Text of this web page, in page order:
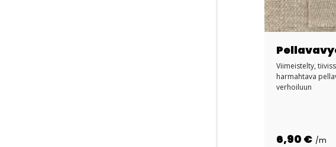
Viimeistelty,
harmahtava
verhoiluun
6,90 € /m